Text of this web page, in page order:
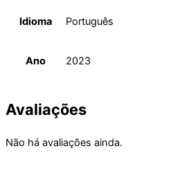
Idioma Português
Ano 2023
Avaliações
Não há avaliações ainda.